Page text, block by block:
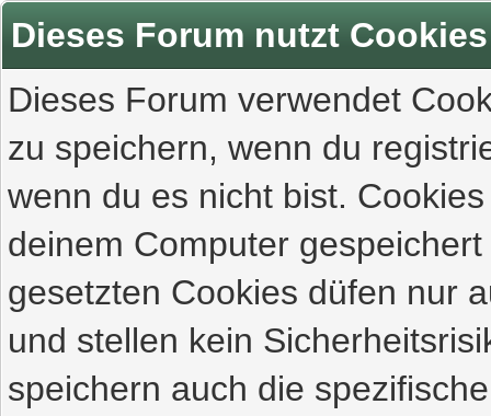
Dieses Forum nutzt Cookies
Dieses Forum verwendet
zu speichern, wenn du
wenn du es nicht bist.
deinem Computer
gesetzten Cookies düfen nur
und stellen kein
speichern auch die